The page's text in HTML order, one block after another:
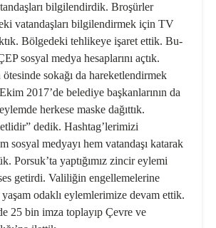
bilgilendirdik. Broşürler
vatandaşları bilgilendir­mek için TV
Bölgedeki tehlikeye işaret ettik. Bu­
sosyal medya hesaplarını açtık.
sokağı da hareketlendir­mek
2017’de belediye başkanlarının da
herkese maske dağıttık.
dedik. Hashtag’lerimizi
sosyal medyayı hem vatan­daşı katarak
Porsuk’ta yaptığımız zincir eylemi
getirdi. Valili­ğin engellemelerine
odaklı eylemlerimize de­vam ettik.
25 bin imza toplayıp Çevre ve